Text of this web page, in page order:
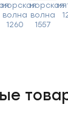
морская
волна
1260
морская
волна
1557